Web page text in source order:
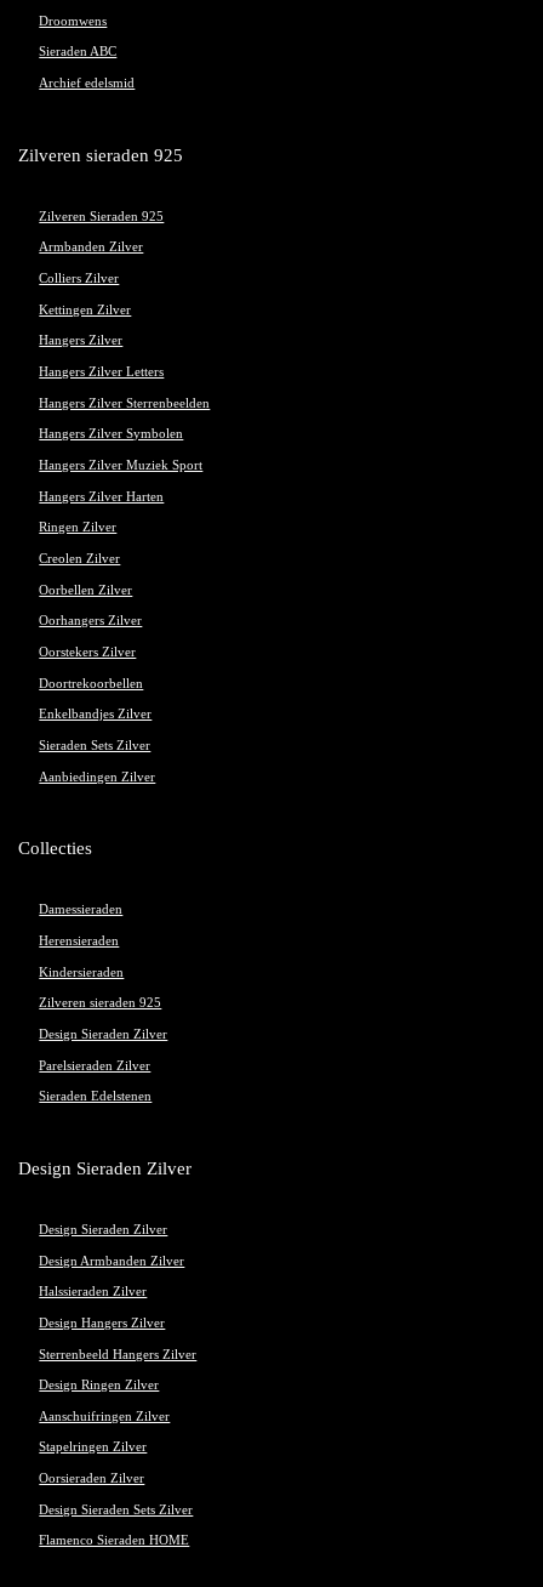
Droomwens
Sieraden ABC
Archief edelsmid
Zilveren sieraden 925
Zilveren Sieraden 925
Armbanden Zilver
Colliers Zilver
Kettingen Zilver
Hangers Zilver
Hangers Zilver Letters
Hangers Zilver Sterrenbeelden
Hangers Zilver Symbolen
Hangers Zilver Muziek Sport
Hangers Zilver Harten
Ringen Zilver
Creolen Zilver
Oorbellen Zilver
Oorhangers Zilver
Oorstekers Zilver
Doortrekoorbellen
Enkelbandjes Zilver
Sieraden Sets Zilver
Aanbiedingen Zilver
Collecties
Damessieraden
Herensieraden
Kindersieraden
Zilveren sieraden 925
Design Sieraden Zilver
Parelsieraden Zilver
Sieraden Edelstenen
Design Sieraden Zilver
Design Sieraden Zilver
Design Armbanden Zilver
Halssieraden Zilver
Design Hangers Zilver
Sterrenbeeld Hangers Zilver
Design Ringen Zilver
Aanschuifringen Zilver
Stapelringen Zilver
Oorsieraden Zilver
Design Sieraden Sets Zilver
Flamenco Sieraden HOME